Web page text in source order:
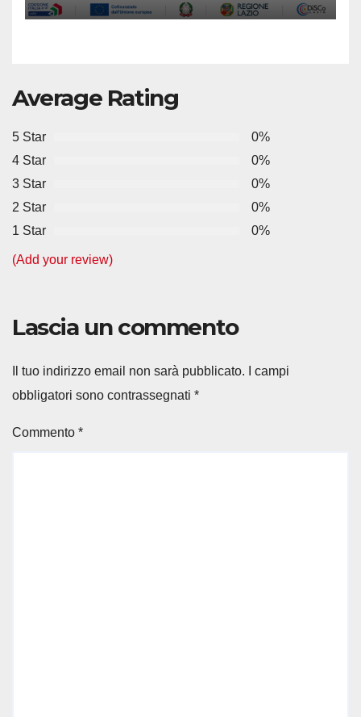
Average Rating
5 Star
0%
4 Star
0%
3 Star
0%
2 Star
0%
1 Star
0%
(Add your review)
Lascia un commento
Il tuo indirizzo email non sarà pubblicato.
I campi
obbligatori sono contrassegnati *
Commento *